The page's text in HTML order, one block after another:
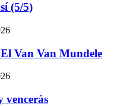
(5/5)
Van Van Mundele
vencerás